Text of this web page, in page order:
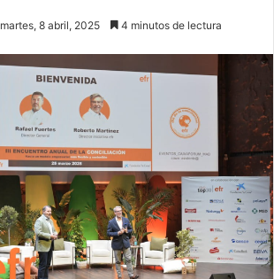
martes, 8 abril, 2025 4 minutos de lectura